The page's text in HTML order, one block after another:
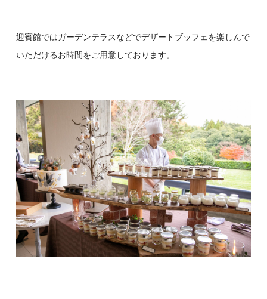
迎賓館ではガーデンテラスなどでデザートブッフェを楽しんで
いただけるお時間をご用意しております。